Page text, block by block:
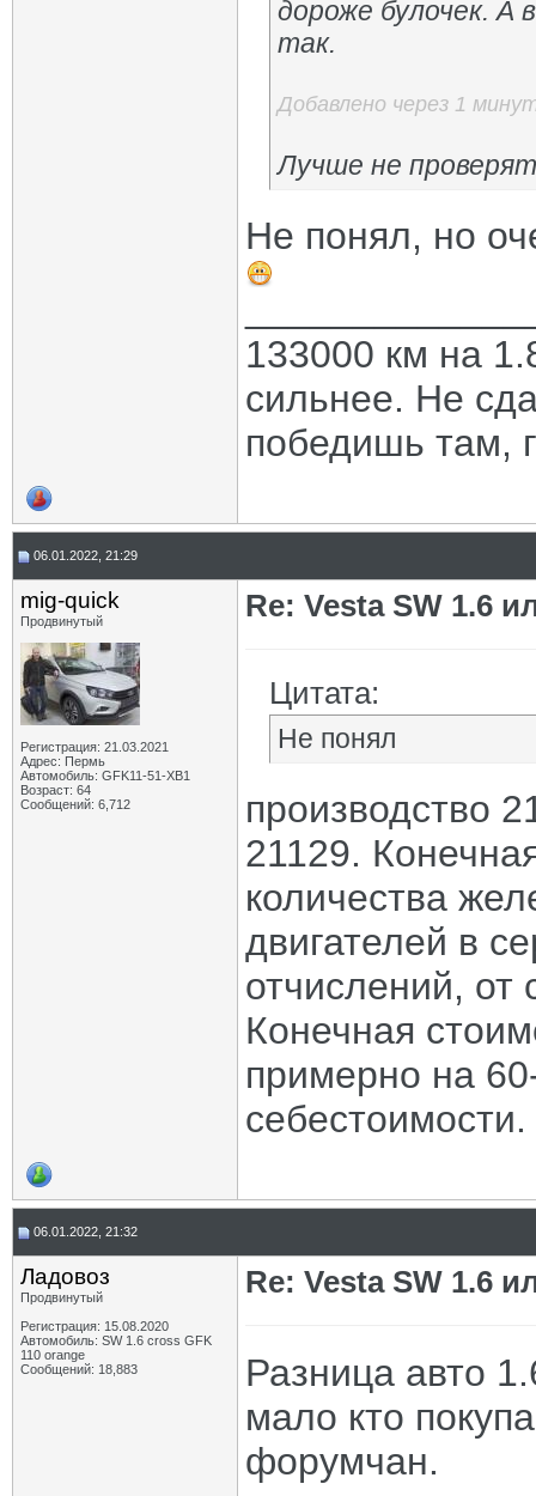
дороже булочек. А
так.
Добавлено через 1
Лучше не
Не понял, но
133000 км на
сильнее. Не
победишь там,
06.01.2022, 21:29
mig-quick
Продвинутый
Регистрация: 21.03.2021
Адрес: Пермь
Автомобиль: GFK11-51-ХВ1
Возраст: 64
Сообщений: 6,712
Re: Vesta SW 1.6
Цитата:
Не понял
производство
21129.
количества
двигателей в
отчислений, от
Конечная
примерно на
себестоимости.
06.01.2022, 21:32
Ладовоз
Продвинутый
Регистрация: 15.08.2020
Автомобиль: SW 1.6 cross GFK
110 orange
Сообщений: 18,883
Re: Vesta SW 1.6
Разница авто
мало кто
форумчан.